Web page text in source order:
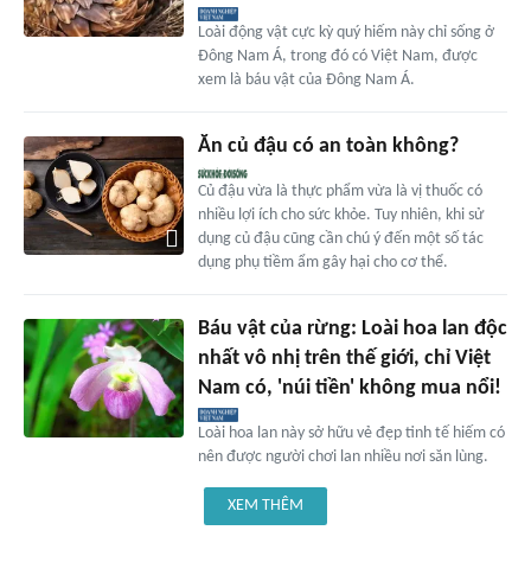
Loài động vật cực kỳ quý hiếm này chỉ sống ở
Đông Nam Á, trong đó có Việt Nam, được
xem là báu vật của Đông Nam Á.
Ăn củ đậu có an toàn không?
Củ đậu vừa là thực phẩm vừa là vị thuốc có
nhiều lợi ích cho sức khỏe. Tuy nhiên, khi sử
dụng củ đậu cũng cần chú ý đến một số tác
dụng phụ tiềm ẩm gây hại cho cơ thể.
Báu vật của rừng: Loài hoa lan độc
nhất vô nhị trên thế giới, chỉ Việt
Nam có, 'núi tiền' không mua nổi!
Loài hoa lan này sở hữu vẻ đẹp tinh tế hiếm có
nên được người chơi lan nhiều nơi săn lùng.
XEM THÊM